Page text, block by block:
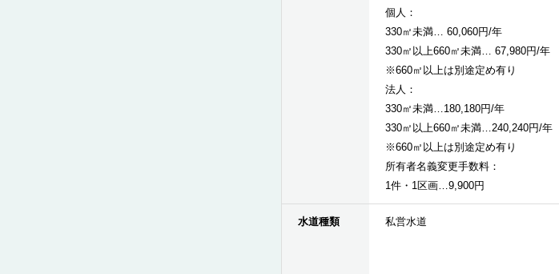
個人：
330㎡未満… 60,060円/年
330㎡以上660㎡未満… 67,980円/年
※660㎡以上は別途定め有り
法人：
330㎡未満…180,180円/年
330㎡以上660㎡未満…240,240円/年
※660㎡以上は別途定め有り
所有者名義変更手数料：
1件・1区画…9,900円
水道種類 私営水道